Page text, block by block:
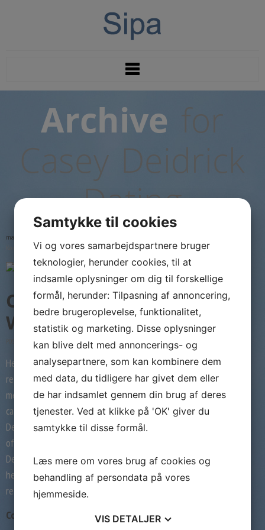
Archive for
Casey Deidrick
Dating
maj
Kommentarer lukkettil
Casey
Deidrick
Wikipedia
Casey Deidrick
Wikipedia
DUBLET
He would possibly share a wholesome
relationship together with his family
members. Kate Mansi is not the primary
castmate hit by courting rumors with Casey
Deidrick. Yep, Casey once dated another Days
of Our Lives co-star, Molly Burnett. Casey
Deidrick and Kate Mansi captured many fans’
hearts with their chemistry and on-screen
relationship within the […]
Continue reading →
Samtykke til cookies
Vi og vores samarbejdspartnere bruger
teknologier, herunder cookies, til at
indsamle oplysninger om dig til forskellige
formål, herunder: Tilpasning af annoncering,
bedre brugeroplevelse, funktionalitet,
statistik og marketing. Disse oplysninger
kan blive delt med annoncerings- og
analysepartnere, som kan kombinere dem
med data, du tidligere har givet dem eller
de har indsamlet gennem din brug af deres
tjenester. Ved at klikke på 'OK' giver du
samtykke til disse formål.
Læs mere om vores brug af cookies og
behandling af persondata på vores
hjemmeside.
VIS DETALJER